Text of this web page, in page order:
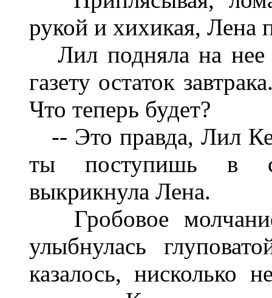
рукой и хихикая, Лена
Лил подняла на нее
газету остаток
Что теперь будет?
-- Это правда, Лил
ты поступишь в
выкрикнула Лена.
Гробовое
улыбнулась
казалось, нисколько